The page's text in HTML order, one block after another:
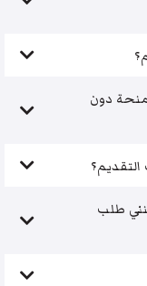
دون
طلب